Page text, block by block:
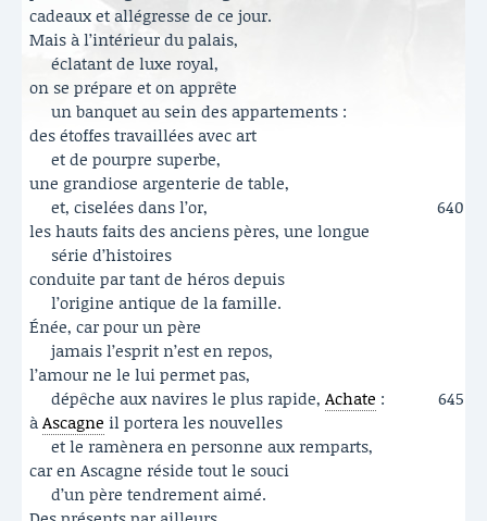
cadeaux et allégresse de ce jour.
Mais à l’intérieur du palais,
éclatant de luxe royal,
on se prépare et on apprête
un banquet au sein des appartements :
des étoffes travaillées avec art
et de pourpre superbe,
une grandiose argenterie de table,
et, ciselées dans l’or,
640
les hauts faits des anciens pères, une longue
série d’histoires
conduite par tant de héros depuis
l’origine antique de la famille.
Énée, car pour un père
jamais l’esprit n’est en repos,
l’amour ne le lui permet pas,
dépêche aux navires le plus rapide, Achate :
645
àAscagne il portera les nouvelles
et le ramènera en personne aux remparts,
car en Ascagne réside tout le souci
d’un père tendrement aimé.